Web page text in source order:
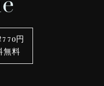
袖・カフス型から選ぶ
柄から選ぶ
カジュアルシャツ
カフスボタン
サスペンダー
バッグ
ストール・マフラー
円
無料